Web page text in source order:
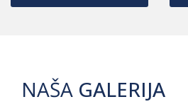
NAŠA GALERIJA